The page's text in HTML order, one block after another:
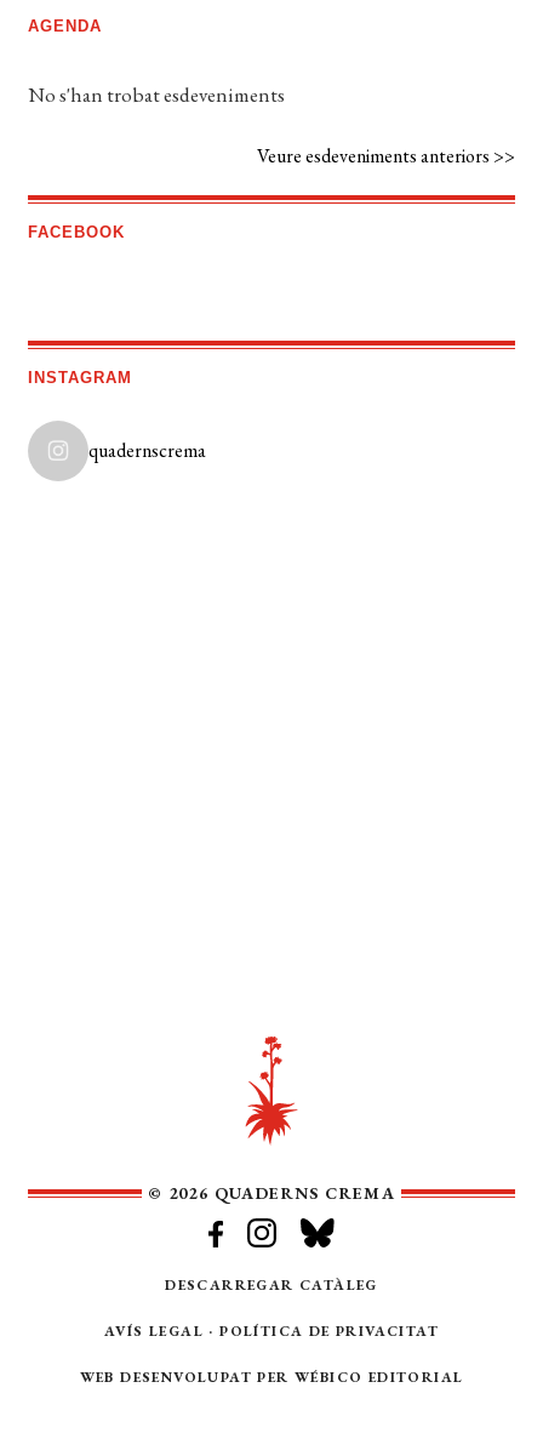
AGENDA
No s'han trobat esdeveniments
Veure esdeveniments anteriors >>
FACEBOOK
INSTAGRAM
quadernscrema
© 2026 QUADERNS CREMA
DESCARREGAR CATÀLEG
AVÍS LEGAL ·POLÍTICA DE PRIVACITAT
WEB DESENVOLUPAT PER WÉBICO EDITORIAL